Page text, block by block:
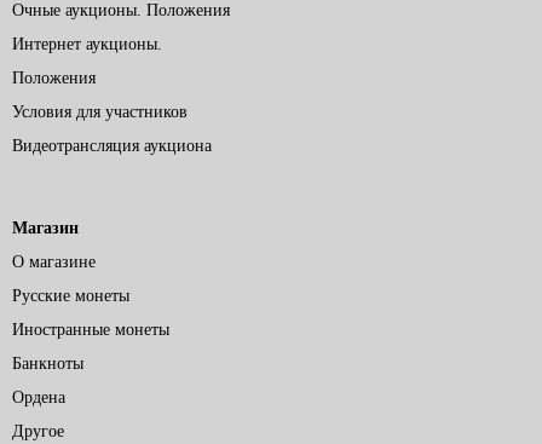
Очные аукционы. Положения
Интернет аукционы.
Положения
Условия для участников
Видеотрансляция аукциона
Магазин
О магазине
Русские монеты
Иностранные монеты
Банкноты
Ордена
Другое